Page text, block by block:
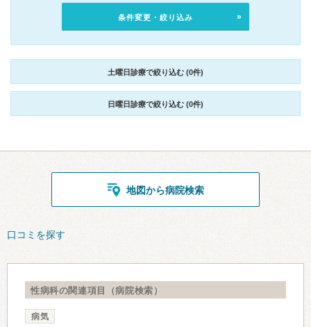
条件変更・絞り込み
土曜日診療で絞り込む (0件)
日曜日診療で絞り込む (0件)
地図から病院検索
口コミを探す
性病科の関連項目（病院検索）
病気